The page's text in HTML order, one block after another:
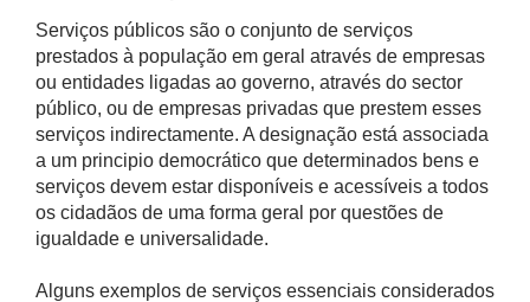
Serviços públicos são o conjunto de serviços
prestados à população em geral através de empresas
ou entidades ligadas ao governo, através do sector
público, ou de empresas privadas que prestem esses
serviços indirectamente. A designação está associada
a um principio democrático que determinados bens e
serviços devem estar disponíveis e acessíveis a todos
os cidadãos de uma forma geral por questões de
igualdade e universalidade.
Alguns exemplos de serviços essenciais considerados